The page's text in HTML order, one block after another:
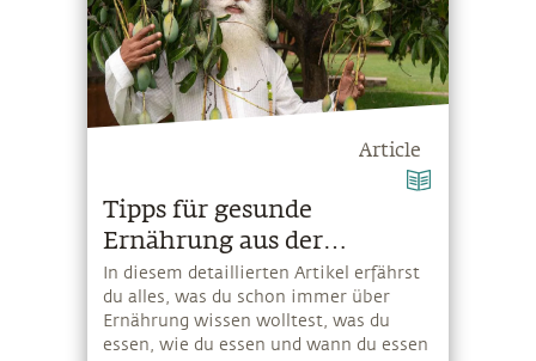
Article
Tipps für gesunde
Ernährung aus der
Yogakultur
In diesem detaillierten Artikel erfährst
du alles, was du schon immer über
Ernährung wissen wolltest, was du
essen, wie du essen und wann du essen